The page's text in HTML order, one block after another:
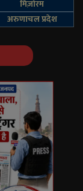
मिज़ोरम
अरुणाचल प्रदेश